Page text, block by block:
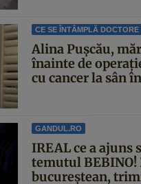
CE SE ÎNTÂMPLĂ DOCTORE
Alina Pușcău,
înainte de
cu cancer la sân
GANDUL.RO
IREAL ce a ajuns
temutul
bucureștean,